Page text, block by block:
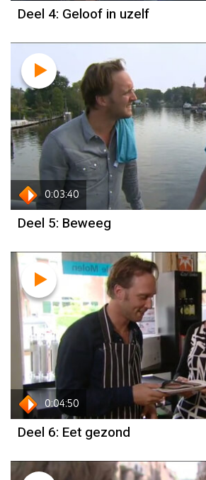
Deel 4: Geloof in uzelf
0:03:40
Deel 5: Beweeg
0:04:50
Deel 6: Eet gezond